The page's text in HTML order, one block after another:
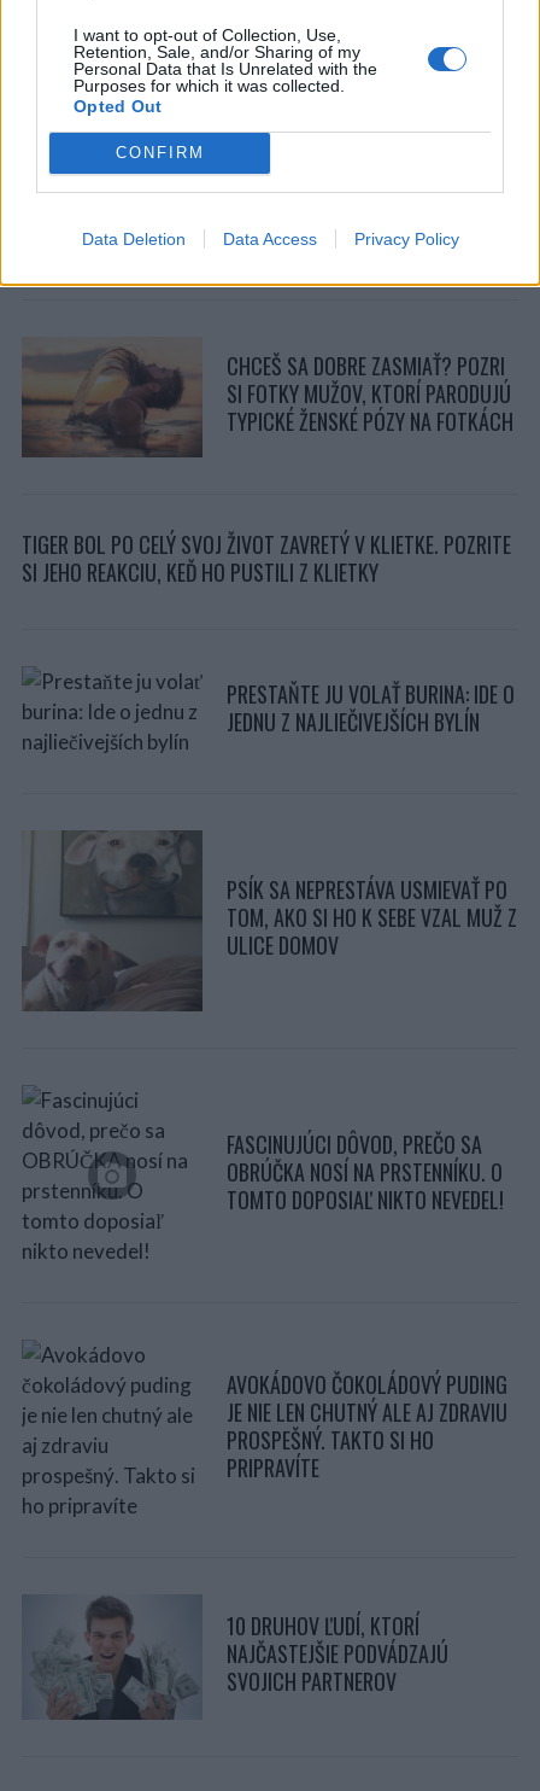
I want to opt-out of Collection, Use,
Retention, Sale, and/or Sharing of my
Personal Data that Is Unrelated with the
Purposes for which it was collected.
Opted Out
CONFIRM
Data Deletion Data Access Privacy Policy
KLIMATIZÁCIU POMOCOU
CHCEŠ SA DOBRE ZASMIAŤ? POZRI
SI FOTKY MUŽOV, KTORÍ PARODUJÚ
TYPICKÉ ŽENSKÉ PÓZY NA FOTKÁCH
TIGER BOL PO CELÝ SVOJ ŽIVOT ZAVRETÝ V KLIETKE. POZRITE
SI JEHO REAKCIU, KEĎ HO PUSTILI Z KLIETKY
PRESTAŇTE JU VOLAŤ BURINA: IDE O
JEDNU Z NAJLIEČIVEJŠÍCH BYLÍN
PSÍK SA NEPRESTÁVA USMIEVAŤ PO
TOM, AKO SI HO K SEBE VZAL MUŽ Z
ULICE DOMOV
FASCINUJÚCI DÔVOD, PREČO SA
OBRÚČKA NOSÍ NA PRSTENNÍKU. O
TOMTO DOPOSIAĽ NIKTO NEVEDEL!
AVOKÁDOVO ČOKOLÁDOVÝ PUDING
JE NIE LEN CHUTNÝ ALE AJ ZDRAVIU
PROSPEŠNÝ. TAKTO SI HO
PRIPRAVÍTE
10 DRUHOV ĽUDÍ, KTORÍ
NAJČASTEJŠIE PODVÁDZAJÚ
SVOJICH PARTNEROV